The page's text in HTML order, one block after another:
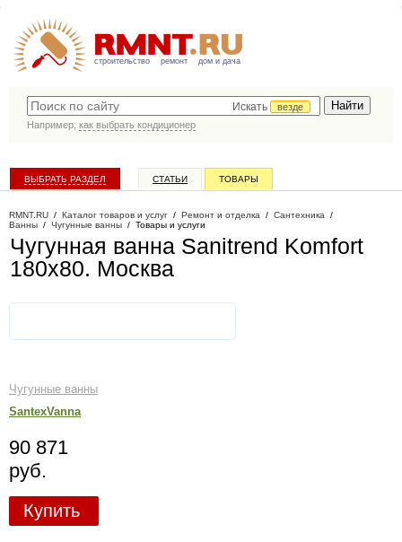
строительство ремонт дом и дача
Искать
везде
Например, как выбрать кондиционер
ВЫБРАТЬ РАЗДЕЛ СТАТЬИ ТОВАРЫ
RMNT.RU / Каталог товаров и услуг / Ремонт и отделка / Сантехника /
Ванны / Чугунные ванны / Товары и услуги
Чугунная ванна Sanitrend Komfort
180х80. Москва
Чугунные ванны
SantexVanna
90 871
руб.
Купить